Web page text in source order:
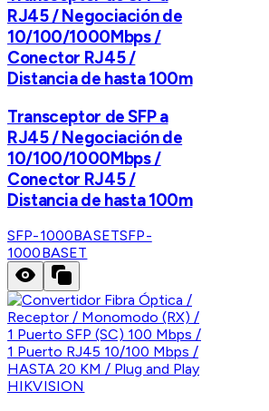
RJ45 / Negociación de
10/100/1000Mbps /
Conector RJ45 /
Distancia de hasta 100m
Transceptor de SFP a
RJ45 / Negociación de
10/100/1000Mbps /
Conector RJ45 /
Distancia de hasta 100m
SFP-1000BASETSFP-
1000BASET
HIKVISION